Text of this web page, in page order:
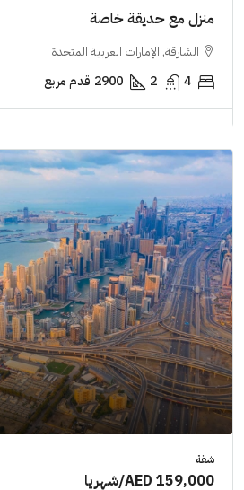
منزل مع حديقة خاصة
الشارقة, الإمارات العربية المتحدة
4
2
2900 قدم مربع
شقة
AED 159,000/شهريا